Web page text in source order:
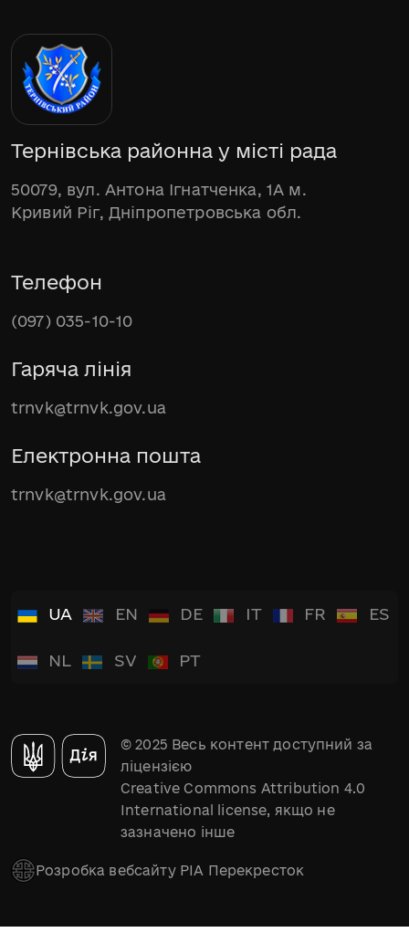
Тернівська районна у місті рада
50079, вул. Антона Ігнатченка, 1А м.
Кривий Ріг, Дніпропетровська обл.
Телефон
(097) 035-10-10
Гаряча лінія
trnvk@trnvk.gov.ua
Електронна пошта
trnvk@trnvk.gov.ua
UA EN DE IT FR ES
NL SV PT
© 2025 Весь контент доступний за
ліцензією
Creative Commons Attribution 4.0
International license, якщо не
зазначено інше
Розробка вебсайту РІА Перекресток